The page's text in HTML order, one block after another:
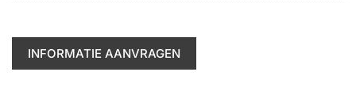
INFORMATIE AANVRAGEN